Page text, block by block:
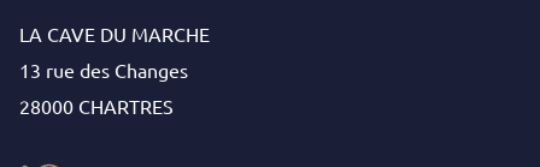
LA CAVE DU MARCHE
13 rue des Changes
28000 CHARTRES